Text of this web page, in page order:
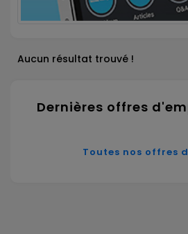
Aucun résultat trouvé !
Dernières offres
Toutes nos offres